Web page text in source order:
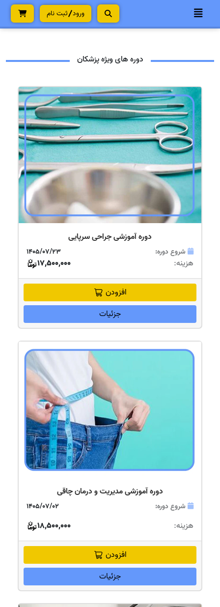
ورود ثبت نام
دوره های ویژه پزشکان
دوره آموزشی جراحی سرپایی
شروع دوره: 1405/07/23
هزینه: 17,500,000
افزودن
جزئیات
دوره آموزشی مدیریت و درمان چاقی
شروع دوره: 1405/07/02
هزینه: 18,500,000
افزودن
جزئیات